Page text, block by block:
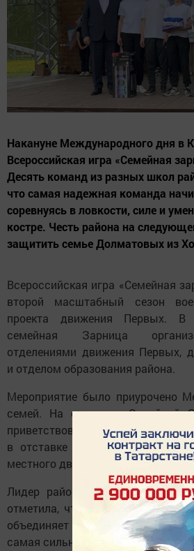
Накануне Международного дня в
Всероссийская игра «Семейная
Десять команд из разных школ
что самая надежная команда
соревнуясь в ловкости, силе и
костре. Честь района на
защитить семье Долматовых из
Всероссийская игра «Семейная
второй масштабный сезон
проекта движения Первых. В
семейная Зарница
отделениями движения Первых,
и отделом образования района.
Мероприятие было приурочено
семей. На открытии Семейной
приветствовали ветеран
в отставке Ильхам
местного движения «Юнармия»
Лидер районного движения
отметила, что «Семейная
объединяет семьи по всей
самая сильная команда